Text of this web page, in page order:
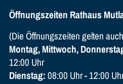
Öffnungszeiten Rathaus
(Die Öffnungszeiten gelten
Montag, Mittwoch,
12:00 Uhr
Dienstag:08:00 Uhr - 12:00